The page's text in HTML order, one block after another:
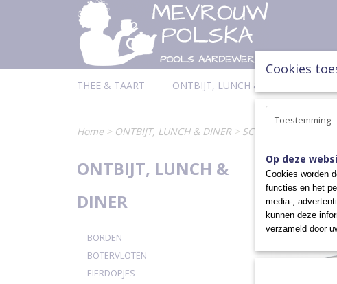
THEE & TAART ONTBIJT, LUNCH & DINER
Home > ONTBIJT, LUNCH & DINER> SCHALEN
ONTBIJT, LUNCH &
DINER
BORDEN
BOTERVLOTEN
EIERDOPJES
Sorteer op:
Cookies
Toestemming
Op deze
Cookies worden
functies en het
media-,
kunnen deze
verzameld door